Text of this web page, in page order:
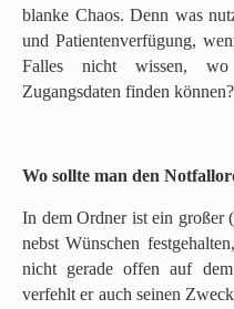
blanke Chaos. Denn was
und Patientenverfügung,
Falles nicht wissen,
Zugangsdaten finden können?
Wo sollte man den
In dem Ordner ist ein großer
nebst Wünschen
nicht gerade offen auf
verfehlt er auch seinen